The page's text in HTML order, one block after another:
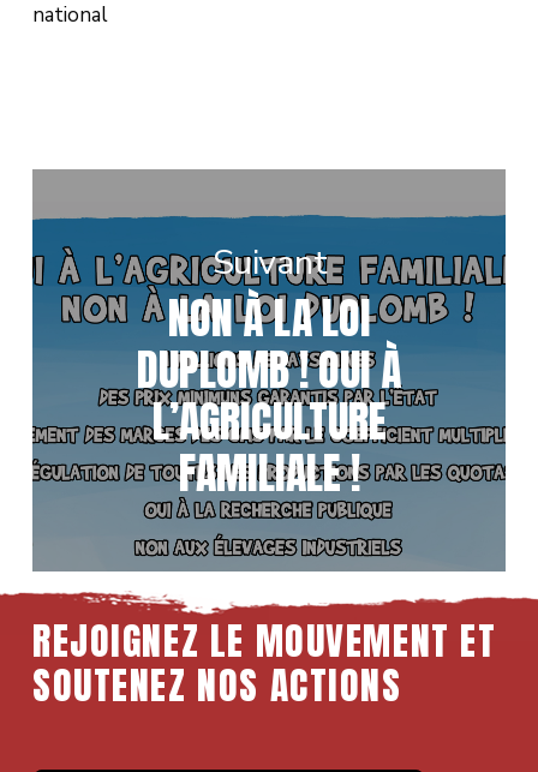
national
Suivant
NON À LA LOI
DUPLOMB ! OUI À
L’AGRICULTURE
FAMILIALE !
REJOIGNEZ LE MOUVEMENT ET
SOUTENEZ NOS ACTIONS